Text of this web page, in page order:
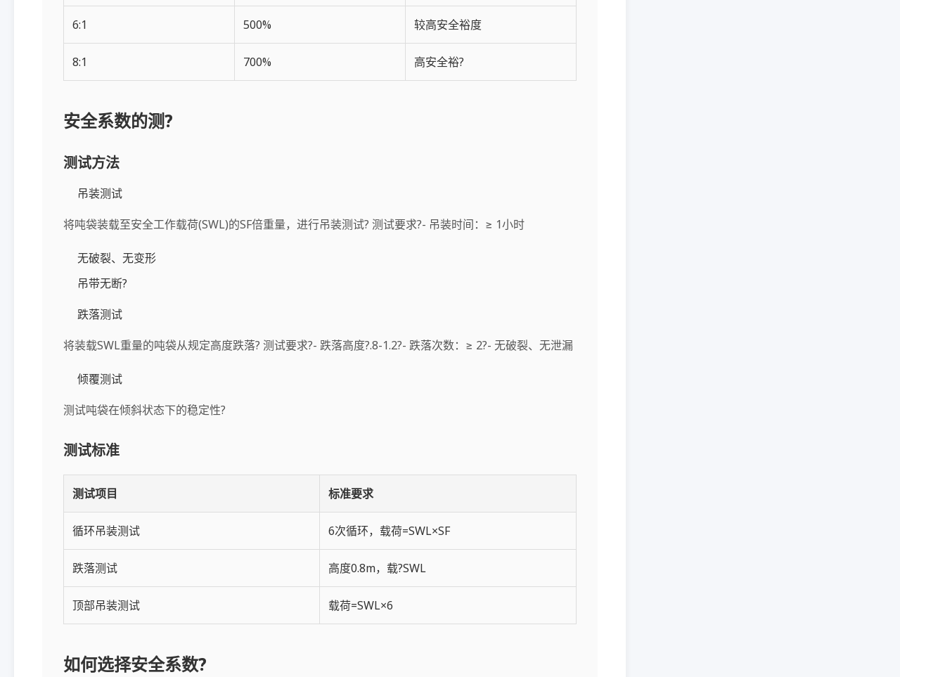
6:1 500% 较高安全裕度
8:1 700% 高安全裕?
安全系数的测?
测试方法
吊装测试
将吨袋装载至安全工作载荷(SWL)的SF倍重量，进行吊装测试? 测试要求?- 吊装时间：≥ 1小时
无破裂、无变形
吊带无断?
跌落测试
将装载SWL重量的吨袋从规定高度跌落? 测试要求?- 跌落高度?.8-1.2?- 跌落次数：≥ 2?- 无破裂、无泄漏
倾覆测试
测试吨袋在倾斜状态下的稳定性?
测试标准
测试项目 标准要求
循环吊装测试 6次循环，载荷=SWL×SF
跌落测试 高度0.8m，载?SWL
顶部吊装测试 载荷=SWL×6
如何选择安全系数?